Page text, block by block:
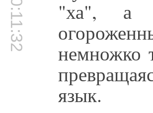
00:11:32 "ха", а
немножко
язык.